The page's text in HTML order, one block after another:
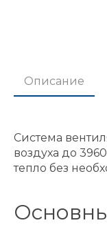
Описание
Система
воздуха до
тепло без